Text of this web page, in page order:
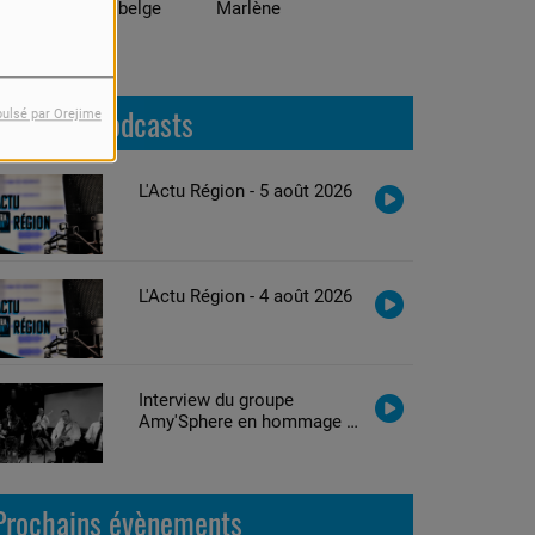
par Orejime
C'est du belge Marlène
podcasts
L'Actu Région - 5 août 2026
L'Actu Région - 4 août 2026
Interview du groupe
Amy'Sphere en hommage à
évènements